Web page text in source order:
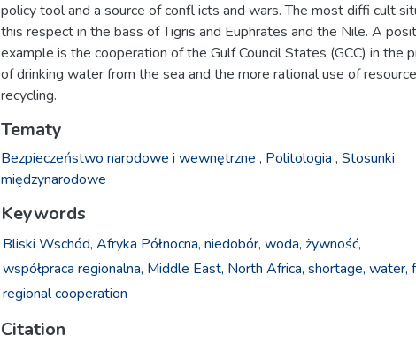
policy tool and a source of confl icts and wars. The most diffi cult
this respect in the bass of Tigris and Euphrates and the Nile. A
example is the cooperation of the Gulf Council States (GCC) in the
of drinking water from the sea and the more rational use of
recycling.
Tematy
Bezpieczeństwo narodowe i wewnętrzne , Politologia , Stosunki
międzynarodowe
Keywords
Bliski Wschód, Afryka Północna, niedobór, woda, żywność,
współpraca regionalna, Middle East, North Africa, shortage, water,
regional cooperation
Citation